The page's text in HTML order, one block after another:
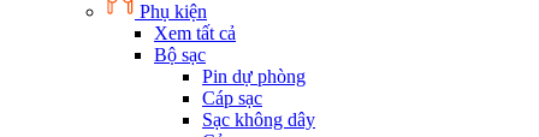
Phụ kiện
Xem tất cả
Bộ sạc
Pin dự phòng
Cáp sạc
Sạc không dây